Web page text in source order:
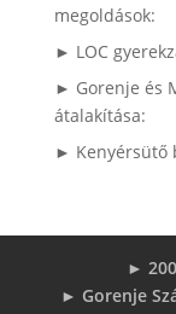
megoldások:
► LOC
► Gorenje és
átalakítása:
► Kenyérsütő
►
► Gorenje